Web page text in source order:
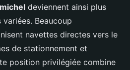
deviennent ainsi plus
Beaucoup
navettes directes vers le
de stationnement et
position privilégiée combine